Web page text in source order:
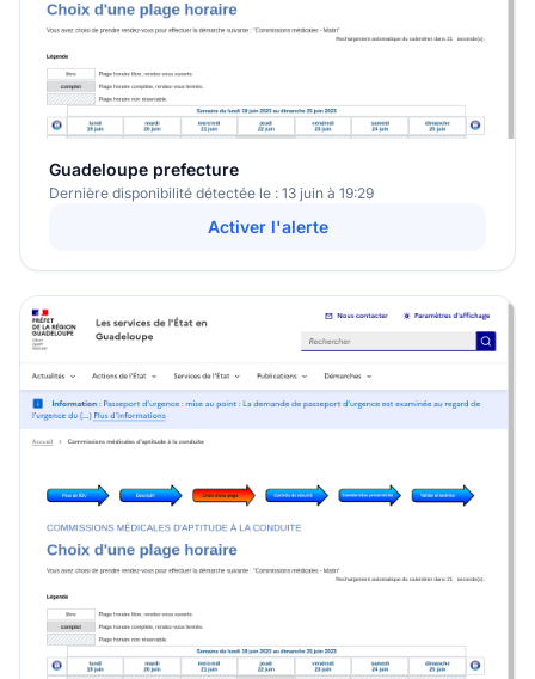
Guadeloupe prefecture
Dernière disponibilité détectée le : 13 juin à 19:29
Activer l'alerte